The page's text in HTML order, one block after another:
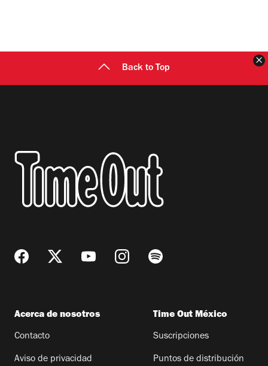
Back to Top
Acerca de nosotros
Contacto
Aviso de privacidad
Time Out México
Suscripciones
Puntos de distribución